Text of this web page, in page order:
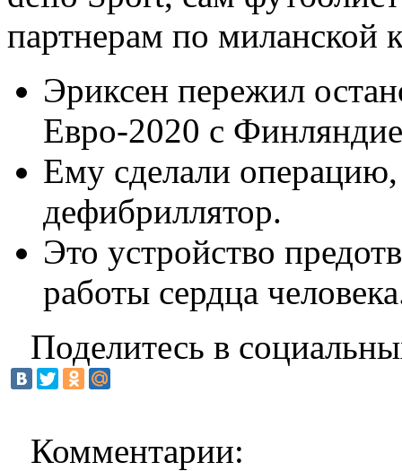
партнерам по миланской
Эриксен пережил
Евро-2020 с
Ему сделали операцию,
дефибриллятор.
Это устройство
работы сердца
Поделитесь в
Комментарии: